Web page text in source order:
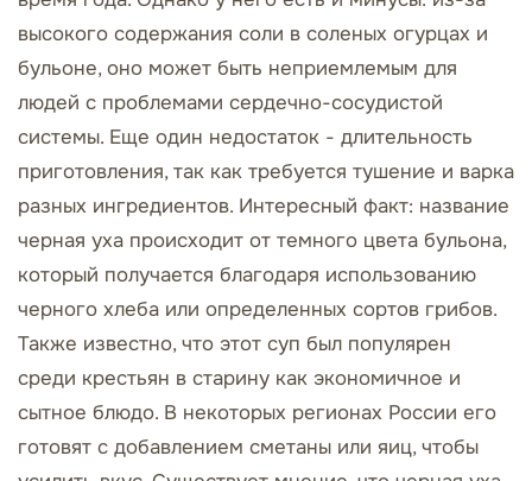
высокого содержания соли в соленых огурцах и
бульоне, оно может быть неприемлемым для
людей с проблемами сердечно-сосудистой
системы. Еще один недостаток - длительность
приготовления, так как требуется тушение и варка
разных ингредиентов. Интересный факт: название
черная уха происходит от темного цвета бульона,
который получается благодаря использованию
черного хлеба или определенных сортов грибов.
Также известно, что этот суп был популярен
среди крестьян в старину как экономичное и
сытное блюдо. В некоторых регионах России его
готовят с добавлением сметаны или яиц, чтобы